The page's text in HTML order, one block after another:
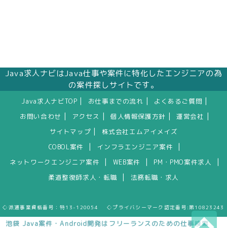
池袋 Java案件・Android開発はフリーランスのための仕事検索
Java求人ナビはJava仕事や案件に特化したエンジニアの為
の案件探しサイトです。
Java求人ナビTOP お仕事までの流れ よくあるご質問
お問い合わせ アクセス 個人情報保護方針 運営会社
サイトマップ
株式会社エムアイメイズ
COBOL案件
インフラエンジニア案件
ネットワークエンジニア案件 WEB案件 PM・PMO案件求人
柔道整復師求人・転職 法務転職・求人
◇派遣事業資格番号：特13-120054 ◇プライバシーマーク認定番号:第10823243